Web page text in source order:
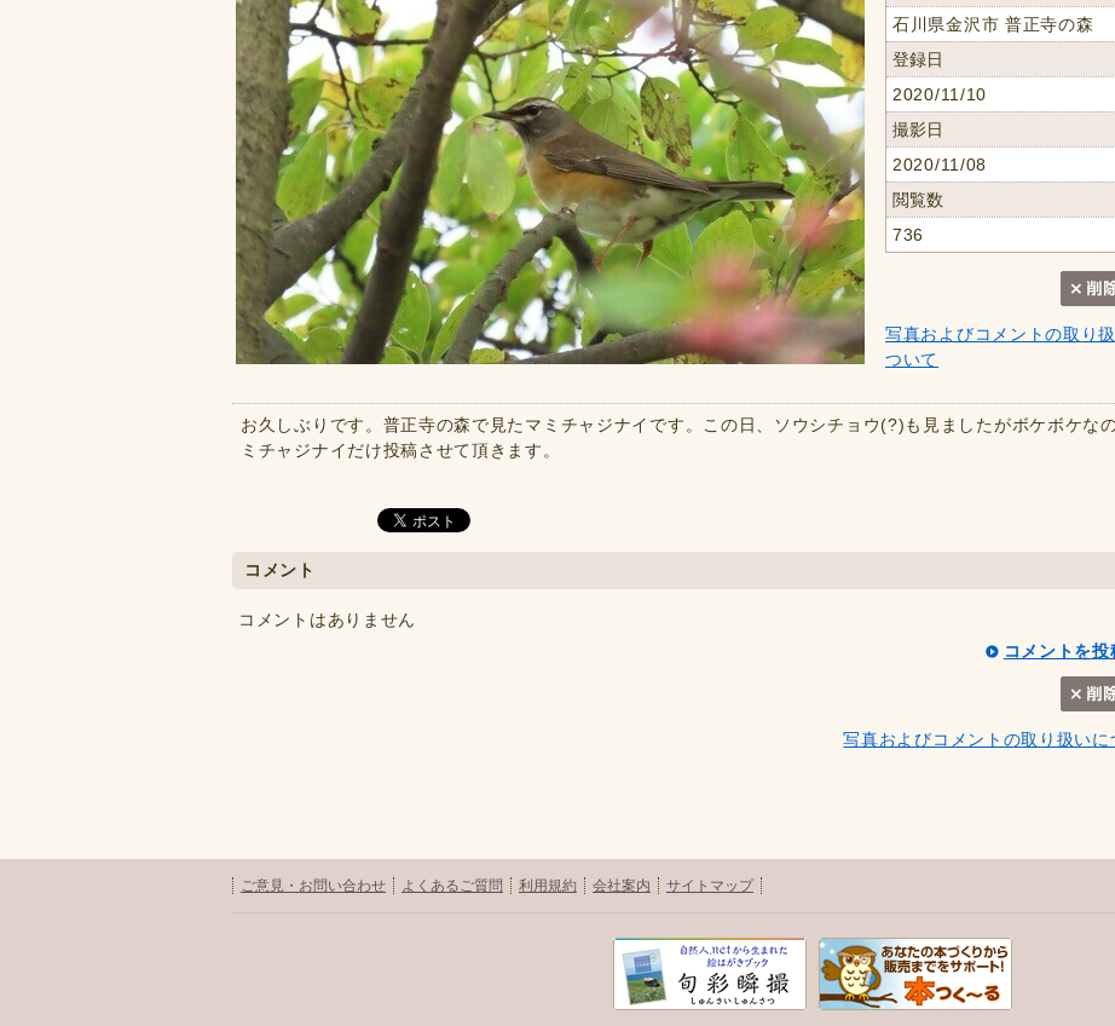
石川県金沢市 普正寺の森
登録日
2020/11/10
撮影日
2020/11/08
閲覧数
736
写真およびコメントの取り
ついて
お久しぶりです。普正寺の森で見たマミチャジナイです。この日、ソウシチョウ(?)も見ましたがボケボケな
ミチャジナイだけ投稿させて頂きます。
コメント
コメントはありません
コメントを投
写真およびコメントの取り扱いに
ご意見・お問い合わせ よくあるご質問 利用規約 会社案内 サイトマップ